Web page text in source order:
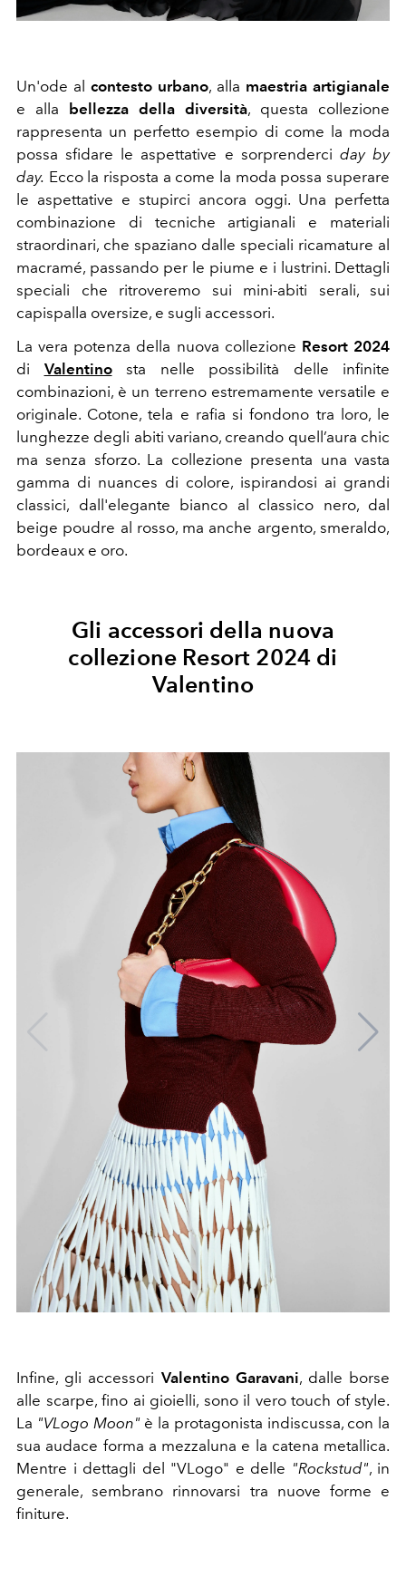
Un'ode al contesto urbano, alla maestria artigianale
e alla bellezza della diversità, questa collezione
rappresenta un perfetto esempio di come la moda
possa sfidare le aspettative e sorprenderci day by
day. Ecco la risposta a come la moda possa superare
le aspettative e stupirci ancora oggi. Una perfetta
combinazione di tecniche artigianali e materiali
straordinari, che spaziano dalle speciali ricamature al
macramé, passando per le piume e i lustrini. Dettagli
speciali che ritroveremo sui mini-abiti serali, sui
capispalla oversize, e sugli accessori.
La vera potenza della nuova collezione Resort 2024
di Valentinosta nelle possibilità delle infinite
combinazioni, è un terreno estremamente versatile e
originale. Cotone, tela e rafia si fondono tra loro, le
lunghezze degli abiti variano, creando quell’aura chic
ma senza sforzo. La collezione presenta una vasta
gamma di nuances di colore, ispirandosi ai grandi
classici, dall'elegante bianco al classico nero, dal
beige poudre al rosso, ma anche argento, smeraldo,
bordeaux e oro.
Gli accessori della nuova
collezione Resort 2024 di
Valentino
Infine, gli accessori Valentino Garavani, dalle borse
alle scarpe, fino ai gioielli, sono il vero touch of style.
La "VLogo Moon" è la protagonista indiscussa, con la
sua audace forma a mezzaluna e la catena metallica.
Mentre i dettagli del "VLogo" e delle "Rockstud", in
generale, sembrano rinnovarsi tra nuove forme e
finiture.